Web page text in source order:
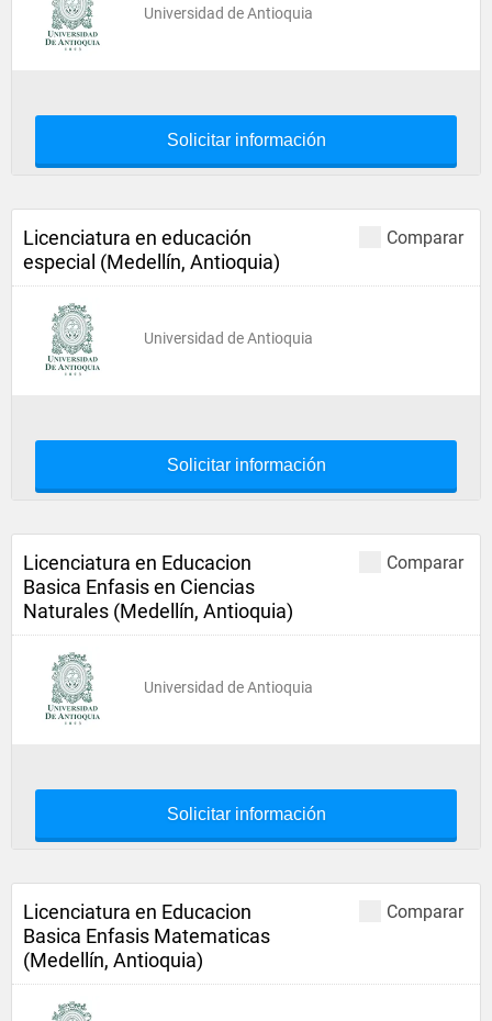
Universidad de Antioquia
Solicitar información
Comparar
Licenciatura en educación
especial (Medellín, Antioquia)
Universidad de Antioquia
Solicitar información
Comparar
Licenciatura en Educacion
Basica Enfasis en Ciencias
Naturales (Medellín, Antioquia)
Universidad de Antioquia
Solicitar información
Comparar
Licenciatura en Educacion
Basica Enfasis Matematicas
(Medellín, Antioquia)